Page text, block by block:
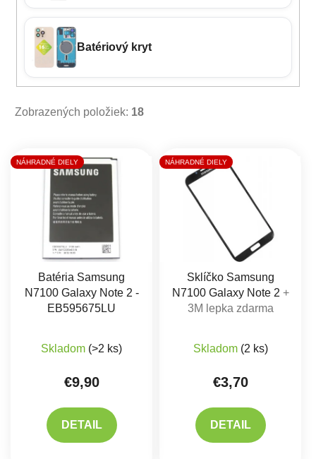
Batériový kryt
Zobrazených položiek: 18
Výpis produktov
NÁHRADNÉ DIELY
Batéria Samsung
N7100 Galaxy Note 2 -
EB595675LU
Skladom (>2 ks)
€9,90
DETAIL
NÁHRADNÉ DIELY
Sklíčko Samsung
N7100 Galaxy Note 2 +
3M lepka zdarma
Skladom (2 ks)
€3,70
DETAIL